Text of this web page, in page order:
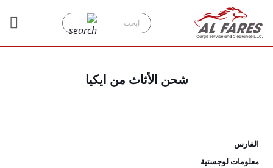
شحن الأثاث من ايكيا
الفارس
معلومات لوجستية